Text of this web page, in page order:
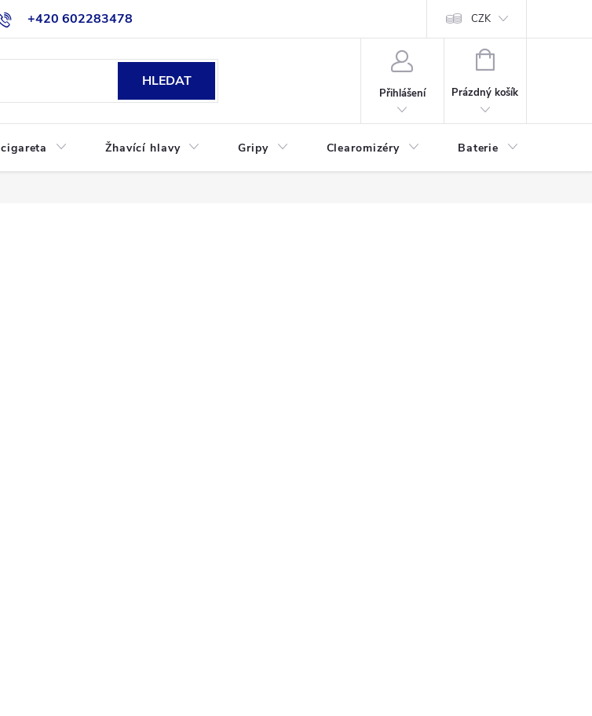
+420 602283478
nakupovat CZK
HLEDAT
Přihlášení
NÁKUPNÍ
Prázdný košík
Žhavící hlavy Gripy Clearomizéry Baterie